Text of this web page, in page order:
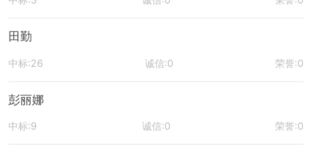
田勤
中标:26 诚信:0 荣誉:0
彭丽娜
中标:9 诚信:0 荣誉:0